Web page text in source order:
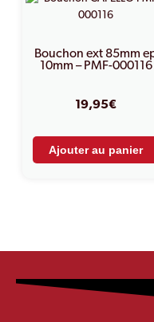
Bouchon ext 85mm
10mm – PMF-000116
19,95€
Ajouter au panier